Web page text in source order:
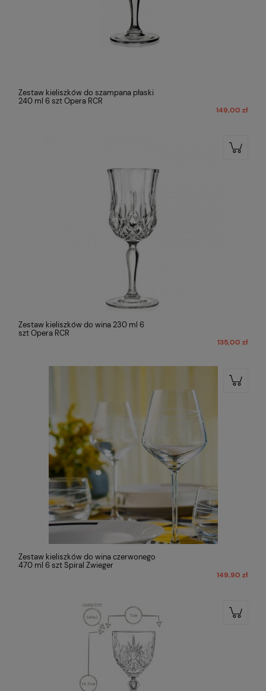
Zestaw kieliszków do szampana płaski
240 ml 6 szt Opera RCR
149,00 zł
Zestaw kieliszków do wina 230 ml 6
szt Opera RCR
135,00 zł
Zestaw kieliszków do wina czerwonego
470 ml 6 szt Spiral Zwieger
149,90 zł